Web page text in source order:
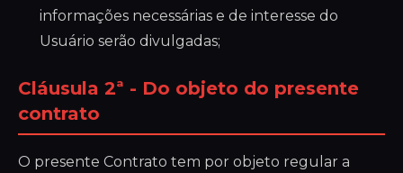
informações necessárias e de interesse do
Usuário serão divulgadas;
Cláusula 2ª - Do objeto do presente
contrato
O presente Contrato tem por objeto regular a